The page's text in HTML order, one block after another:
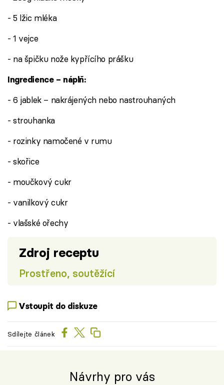
- 5 lžic mléka
- 1 vejce
- na špičku nože kypřícího prášku
Ingredience – náplň:
- 6 jablek – nakrájených nebo nastrouhaných
- strouhanka
- rozinky namočené v rumu
- skořice
- moučkový cukr
- vanilkový cukr
- vlašské ořechy
Zdroj receptu
Prostřeno, soutěžící
Vstoupit do diskuze
Sdílejte článek
Návrhy pro vás